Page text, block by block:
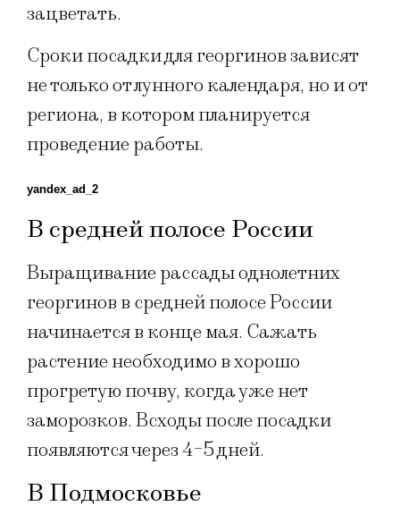
зацветать.
Сроки посадки для георгинов зависят
не только от лунного календаря, но и от
региона, в котором планируется
проведение работы.
yandex_ad_2
В средней полосе России
Выращивание рассады однолетних
георгинов в средней полосе России
начинается в конце мая. Сажать
растение необходимо в хорошо
прогретую почву, когда уже нет
заморозков. Всходы после посадки
появляются через 4-5 дней.
В Подмосковье